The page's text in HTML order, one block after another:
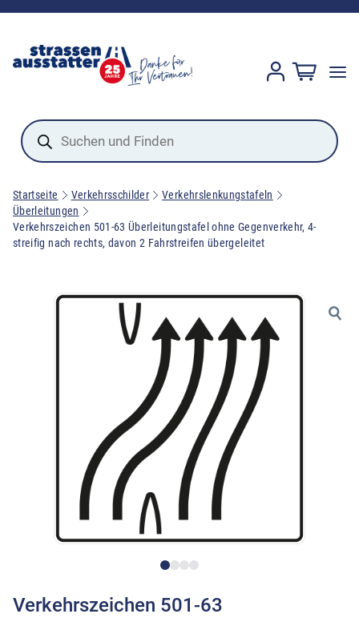
Products
search
Startseite Verkehrsschilder
Verkehrslenkungstafeln
Überleitungen
Verkehrszeichen 501-63 Überleitungstafel ohne Gegenverkehr, 4-
streifig nach rechts, davon 2 Fahrstreifen übergeleitet
Verkehrszeichen 501-63